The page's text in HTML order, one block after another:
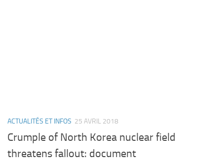
ACTUALITÉS ET INFOS 25 AVRIL 2018
Crumple of North Korea nuclear field
threatens fallout: document